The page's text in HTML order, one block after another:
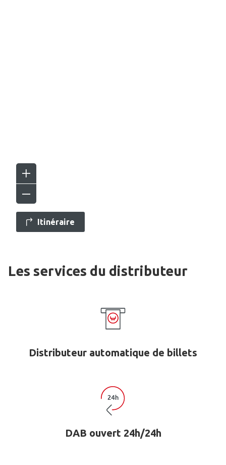
Itinéraire
Les services du distributeur
Distributeur automatique de billets
DAB ouvert 24h/24h